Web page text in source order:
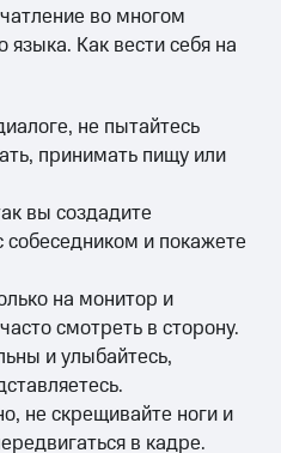
во многом
языка. Как вести себя на
не пытайтесь
принимать пищу или
вы создадите
собеседником и покажете
на монитор и
смотреть в сторону.
и улыбайтесь,
не скрещивайте ноги и
в кадре.